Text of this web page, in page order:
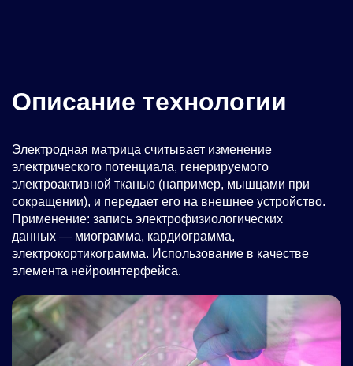
Описание технологии
Электродная матрица считывает изменение
электрического потенциала, генерируемого
электроактивной тканью (например, мышцами при
сокращении), и передает его на внешнее устройство.
Применение: запись электрофизиологических
данных — миограмма, кардиограмма,
электрокортикограмма. Использование в качестве
элемента нейроинтерфейса.